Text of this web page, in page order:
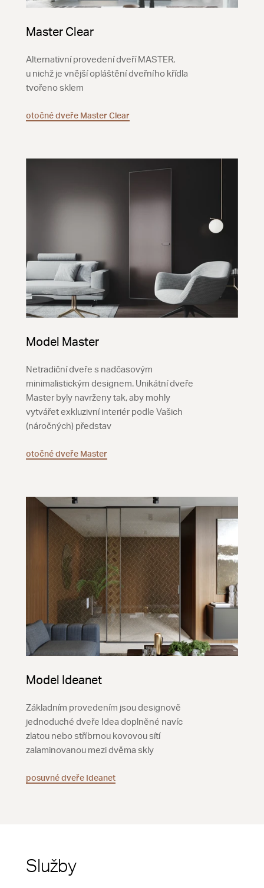
Master Clear
Alternativní provedení dveří MASTER,
u nichž je vnější opláštění dveřního křídla
tvořeno sklem
otočné dveře Master Clear
Model Master
Netradiční dveře s nadčasovým
minimalistickým designem. Unikátní dveře
Master byly navrženy tak, aby mohly
vytvářet exkluzivní interiér podle Vašich
(náročných) představ
otočné dveře Master
Model Ideanet
Základním provedením jsou designově
jednoduché dveře Idea doplněné navíc
zlatou nebo stříbrnou kovovou sítí
zalaminovanou mezi dvěma skly
posuvné dveře Ideanet
Služby